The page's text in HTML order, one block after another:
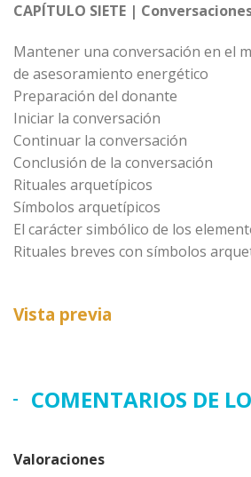
CAPÍTULO SIETE |
Mantener una conversación en el
de asesoramiento energético
Preparación del donante
Iniciar la conversación
Continuar la conversación
Conclusión de la conversación
Rituales arquetípicos
Símbolos arquetípicos
El carácter simbólico de los
Rituales breves con símbolos
Vista previa
COMENTARIOS DE
Valoraciones